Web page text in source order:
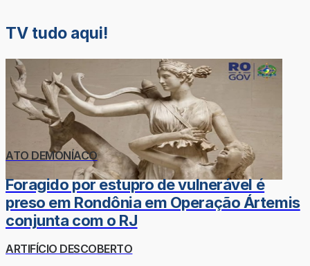
TV tudo aqui!
ATO DEMONÍACO
Foragido por estupro de vulnerável é
preso em Rondônia em Operação Ártemis
conjunta com o RJ
ARTIFÍCIO DESCOBERTO